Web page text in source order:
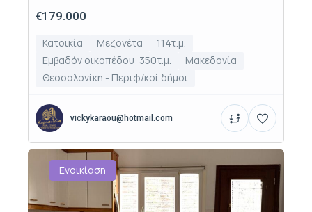
€179.000
Κατοικία Μεζονέτα
114τ.μ.
Εμβαδόν οικοπέδου: 350τ.μ.
Μακεδονία
Θεσσαλονίκη - Περιφ/κοί δήμοι
vickykaraou@hotmail.com
Ενοικίαση